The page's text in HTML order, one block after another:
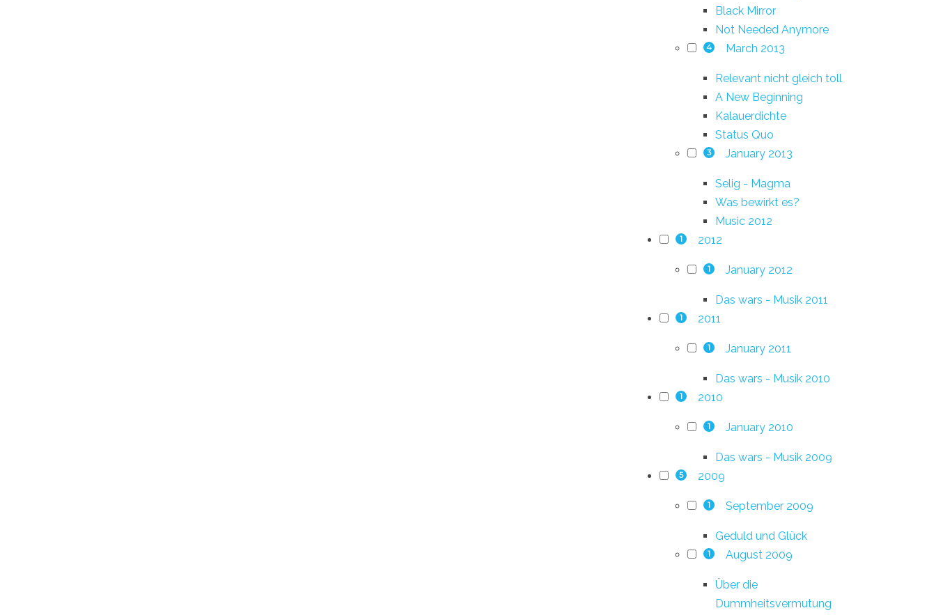
Black Mirror
Not Needed Anymore
4 March 2013
Relevant nicht gleich toll
A New Beginning
Kalauerdichte
Status Quo
3 January 2013
Selig - Magma
Was bewirkt es?
Music 2012
1 2012
1 January 2012
Das wars - Musik 2011
1 2011
1 January 2011
Das wars - Musik 2010
1 2010
1 January 2010
Das wars - Musik 2009
5 2009
1 September 2009
Geduld und Glück
1 August 2009
Über die
Dummheitsvermutung